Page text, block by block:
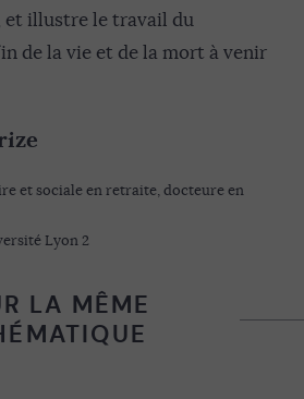
et illustre le travail du
de la vie et de la mort à venir
et sociale en retraite, docteure en
Lyon 2
LA MÊME